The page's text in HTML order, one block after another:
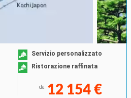
Servizio personalizzato
Ristorazione raffinata
da 12 154 €